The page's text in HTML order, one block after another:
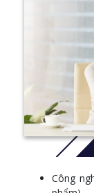
Công